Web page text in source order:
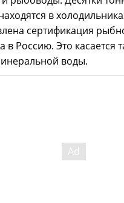
в
сертификация
в Россию. Это касается
воды.